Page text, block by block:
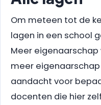
Om meteen tot de
lagen in een school
Meer
meer
aandacht voor
docenten die hier